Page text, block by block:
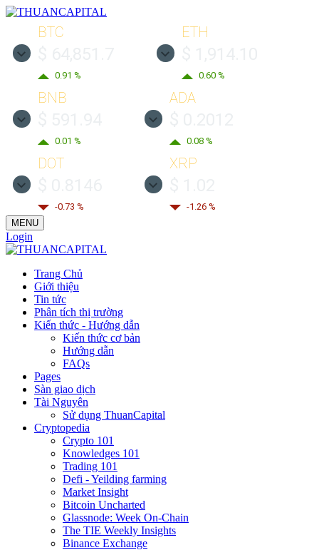
BTC
0.91 %
ETH
0.60 %
BNB
0.01 %
ADA
0.08 %
DOT
-0.73 %
XRP
-1.26 %
MENU
Login
Trang Chủ
Giới thiệu
Tin tức
Phân tích thị trường
Kiến thức - Hướng dẫn
Kiến thức cơ bản
Hướng dẫn
FAQs
Pages
Sàn giao dịch
Tài Nguyên
Sử dụng ThuanCapital
Cryptopedia
Crypto 101
Knowledges 101
Trading 101
Defi - Yeilding farming
Market Insight
Bitcoin Uncharted
Glassnode: Week On-Chain
The TIE Weekly Insights
Binance Exchange